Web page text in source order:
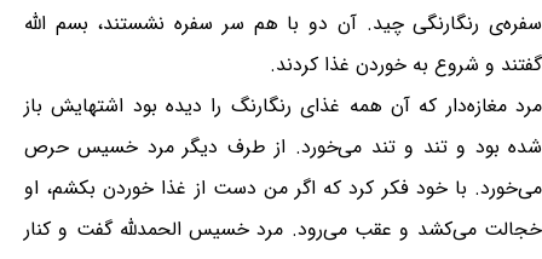
سفره‌ی رنگارنگی چید. آن دو با هم سر سفره نشستند، بسم الله
گفتند و شروع به خوردن غذا کردند.
مرد مغازه‌دار که آن همه غذای رنگارنگ را دیده بود اشتهایش باز
شده بود و تند و تند می‌خورد. از طرف دیگر مرد خسیس حرص
می‌خورد. با خود فکر کرد که اگر من دست از غذا خوردن بکشم، او
خجالت می‌کشد و عقب می‌رود. مرد خسیس الحمدلله گفت و کنار